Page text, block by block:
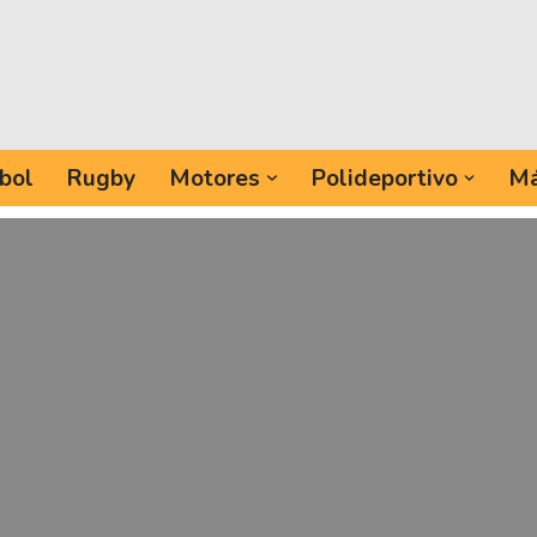
Rugby Motores Polideportivo